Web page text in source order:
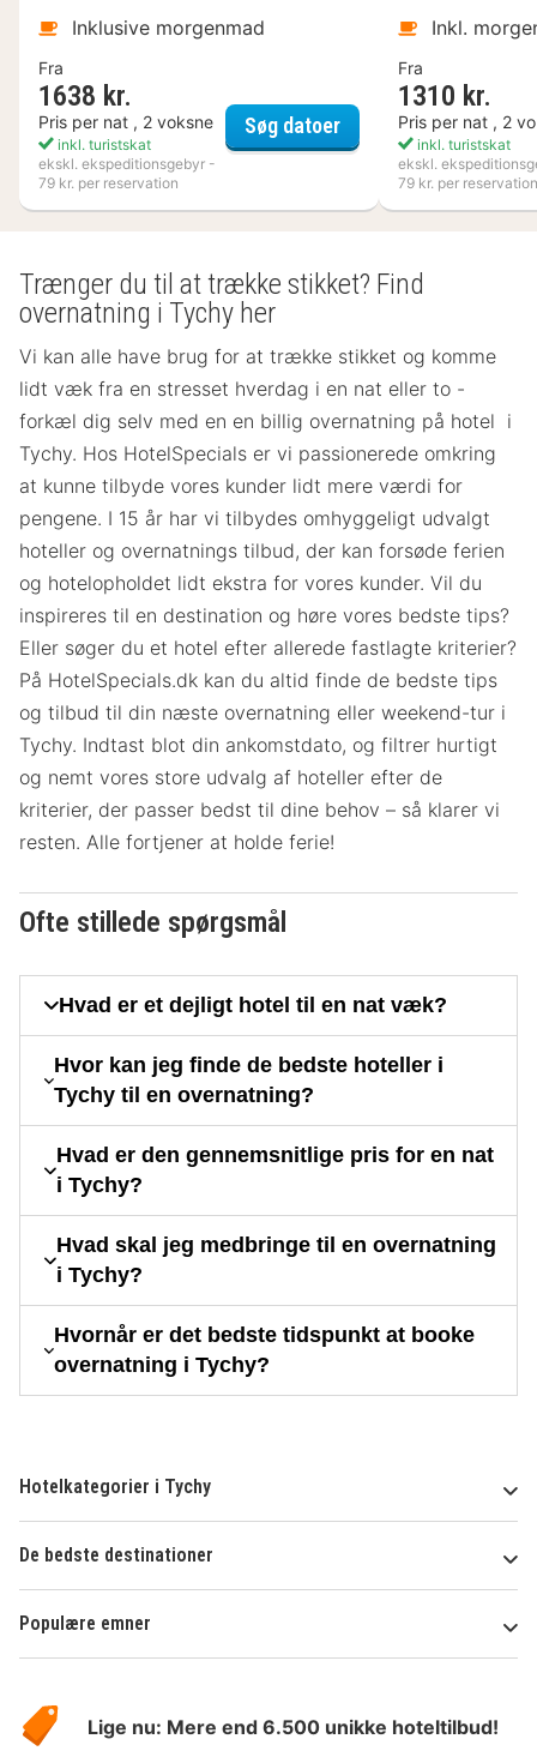
Inklusive morgenmad
Fra
1638 kr.
Pris per nat , 2 voksne
inkl. turistskat
ekskl. ekspeditionsgebyr -
79 kr. per reservation
Søg datoerKosta Boda Art Hotel
Inkl.
Fra
1310 kr.
Pris per nat , 2
inkl. turistskat
ekskl.
79 kr. per reservation
Trænger du til at trække stikket? Find
overnatning i Tychy her
Vi kan alle have brug for at trække stikket og komme
lidt væk fra en stresset hverdag i en nat eller to -
forkæl dig selv med en en billig overnatning på hotel i
Tychy. Hos HotelSpecials er vi passionerede omkring
at kunne tilbyde vores kunder lidt mere værdi for
pengene. I 15 år har vi tilbydes omhyggeligt udvalgt
hoteller og overnatnings tilbud, der kan forsøde ferien
og hotelopholdet lidt ekstra for vores kunder. Vil du
inspireres til en destination og høre vores bedste tips?
Eller søger du et hotel efter allerede fastlagte kriterier?
På HotelSpecials.dk kan du altid finde de bedste tips
og tilbud til din næste overnatning eller weekend-tur i
Tychy. Indtast blot din ankomstdato, og filtrer hurtigt
og nemt vores store udvalg af hoteller efter de
kriterier, der passer bedst til dine behov – så klarer vi
resten. Alle fortjener at holde ferie!
Ofte stillede spørgsmål
Hvad er et dejligt hotel til en nat væk?
Hvor kan jeg finde de bedste hoteller i
Tychy til en overnatning?
Hvad er den gennemsnitlige pris for en nat
i Tychy?
Hvad skal jeg medbringe til en overnatning
i Tychy?
Hvornår er det bedste tidspunkt at booke
overnatning i Tychy?
Hotelkategorier i Tychy
De bedste destinationer
Populære emner
HotelSpecials
Lige nu: Mere end 6.500 unikke hoteltilbud!